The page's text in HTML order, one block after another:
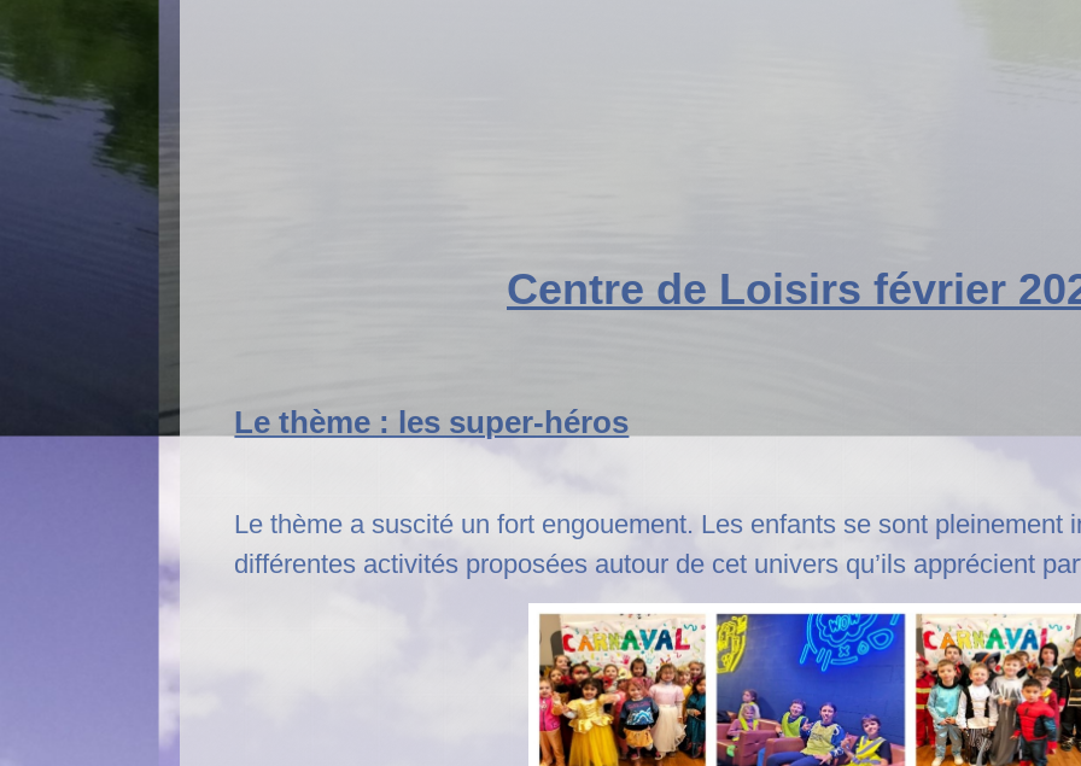
Centre de Loisirs février
Le thème : les super-héros
Le thème a suscité un fort engouement. Les enfants se sont pleinement
différentes activités proposées autour de cet univers qu’ils apprécient